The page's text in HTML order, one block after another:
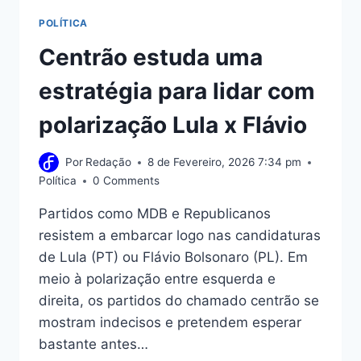
POLÍTICA
Centrão estuda uma
estratégia para lidar com
polarização Lula x Flávio
Por Redação
8 de Fevereiro, 2026 7:34 pm
Política
0 Comments
Partidos como MDB e Republicanos
resistem a embarcar logo nas candidaturas
de Lula (PT) ou Flávio Bolsonaro (PL). Em
meio à polarização entre esquerda e
direita, os partidos do chamado centrão se
mostram indecisos e pretendem esperar
bastante antes…